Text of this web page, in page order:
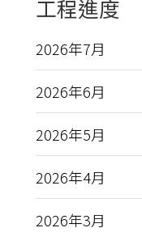
工程進度
2026年7月
2026年6月
2026年5月
2026年4月
2026年3月